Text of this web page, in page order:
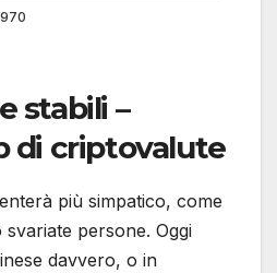
stabili –
di criptovalute
più simpatico, come
persone. Oggi
davvero, o in